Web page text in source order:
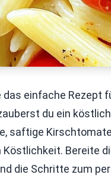
das einfache Rezept
du ein
saftige
Bereite
die Schritte zum